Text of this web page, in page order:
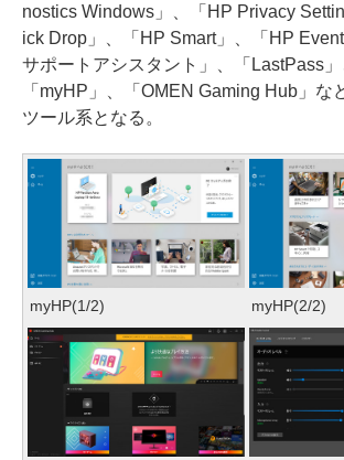
nostics Windows」、「HP Privacy
ick Drop」、「HP Smart」、「HP
サポートアシスタント」、「LastPass」
「myHP」、「OMEN Gaming Hub」な
ツール系となる。
myHP(1/2) myHP(2/2)